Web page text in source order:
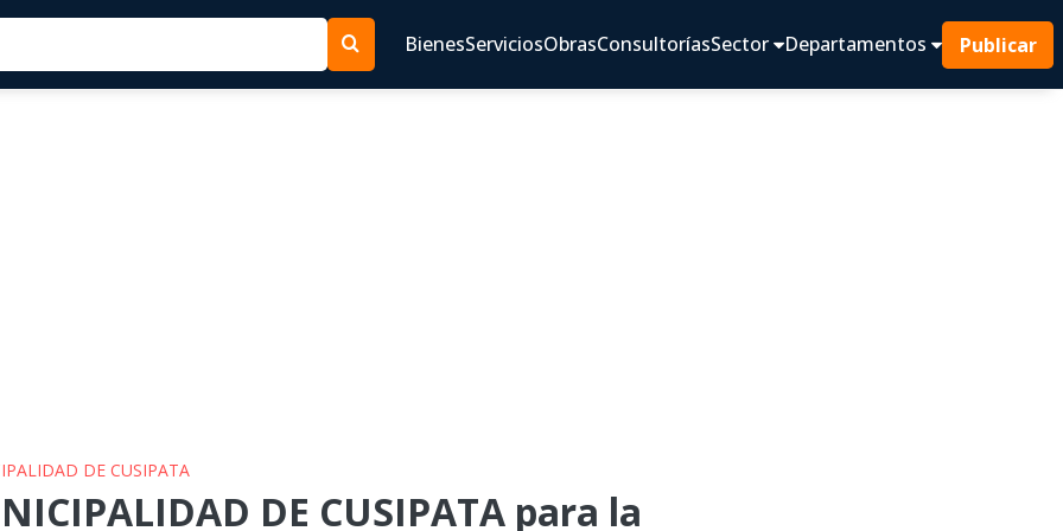
BienesServiciosObrasConsultoríasSector Departamentos Publicar
DE CUSIPATA
DE CUSIPATA para la